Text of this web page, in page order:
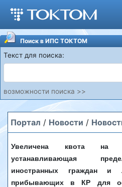
Поиск в ИПС ТОКТОМ
Текст для поиска:
возможности поиска >>
Портал / Новости /
Увеличена квота на
устанавливающая
иностранных граждан и
прибывающих в КР для